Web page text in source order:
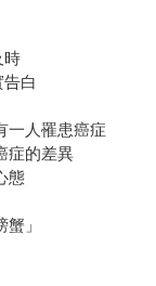
時
白
一人罹患癌症
症的差異
態
」